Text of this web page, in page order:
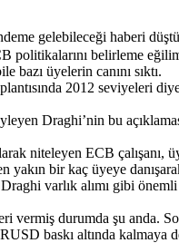
gelebileceği haberi
politikalarını belirleme
bazı üyelerin canını sıktı.
2012 seviyeleri
Draghi’nin bu
niteleyen ECB çalışanı,
yakın bir kaç üyeye
varlık alımı gibi
vermiş durumda şu anda.
baskı altında kalmaya